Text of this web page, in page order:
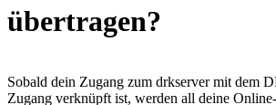
übertragen?
Sobald dein Zugang zum drkserver mit dem
Zugang verknüpft ist, werden all deine